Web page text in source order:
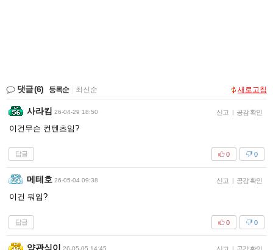
댓글(6) 등록순 최신순 새로고침
사라킴 26-04-29 18:50 신고 공감 확인
이건무슨 컨텐츠임?
답글 0
0
메테호 26-05-04 09:38 신고 공감 확인
이건 뭐임?
답글 0
0
양관식이